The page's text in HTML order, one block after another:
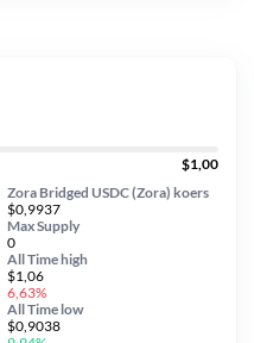
$1,00
Zora Bridged USDC (Zora) koers
$0,9937
Max Supply
0
All Timehigh
$1,06
6,63%
All Time low
$0,9038